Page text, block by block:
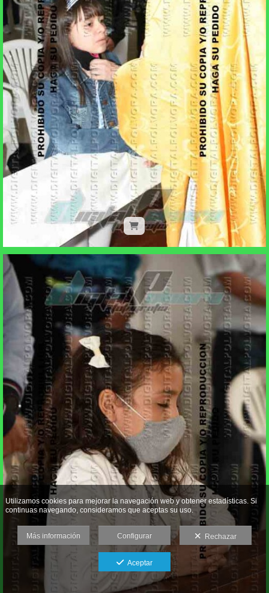
Utilizamos cookies para mejorar la navegación web y obtener estadísticas. Si
continuas navegando, consideramos que aceptas su uso.
Más información Configurar Rechazar
Aceptar